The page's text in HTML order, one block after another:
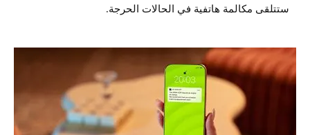
ستتلقى مكالمة هاتفية في الحالات الحرجة.